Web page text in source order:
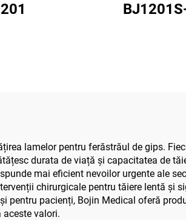
lamelor pentru ferăstrăul de gips.
durata de viață și capacitatea de
mai eficient nevoilor urgente ale
chirurgicale pentru tăiere lentă și
pacienți, Bojin Medical oferă
valori.